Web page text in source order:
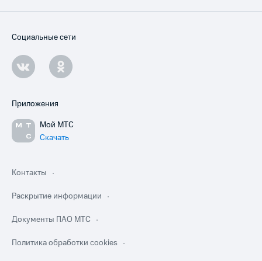
Социальные сети
Приложения
Мой МТС
Скачать
Контакты
Раскрытие информации
Документы ПАО МТС
Политика обработки cookies